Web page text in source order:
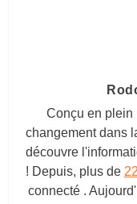
Conçu en plein
changement dans
découvre
! Depuis, plus de
connecté .